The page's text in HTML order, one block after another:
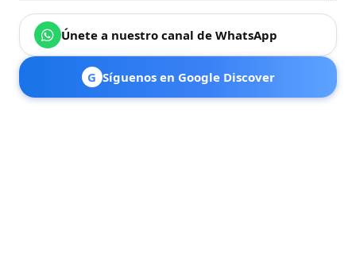
Únete a nuestro canal de WhatsApp
G Síguenos en Google Discover